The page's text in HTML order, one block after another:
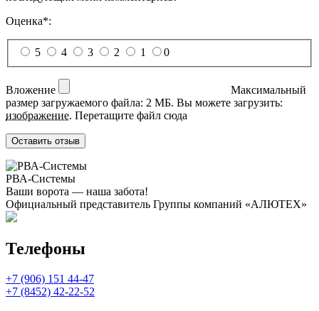
Оценка*:
5 4 3 2 1 0
Вложение
Максимальный
размер загружаемого файла: 2 МБ. Вы можете загрузить:
изображение. Перетащите файл сюда
РВА-Системы
Ваши ворота — наша забота!
Официальный представитель Группы компаний «АЛЮТЕХ»
Телефоны
+7 (906) 151 44-47
+7 (8452) 42-22-52